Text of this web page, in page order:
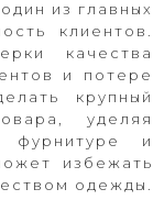
из главных
клиентов.
качества
и потере
крупный
уделяя
фурнитуре и
избежать
одежды.